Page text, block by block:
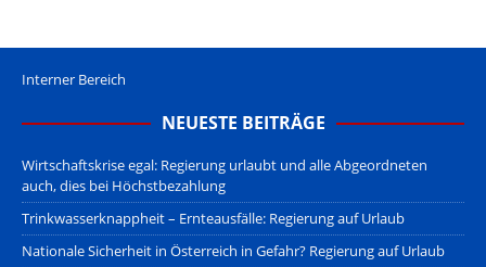
Interner Bereich
NEUESTE BEITRÄGE
Wirtschaftskrise egal: Regierung urlaubt und alle Abgeordneten
auch, dies bei Höchstbezahlung
Trinkwasserknappheit – Ernteausfälle: Regierung auf Urlaub
Nationale Sicherheit in Österreich in Gefahr? Regierung auf Urlaub